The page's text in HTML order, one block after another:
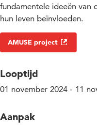
fundamentele ideeën van
hun leven beïnvloeden.
AMUSE project
Looptijd
01 november 2024 - 11
Aanpak